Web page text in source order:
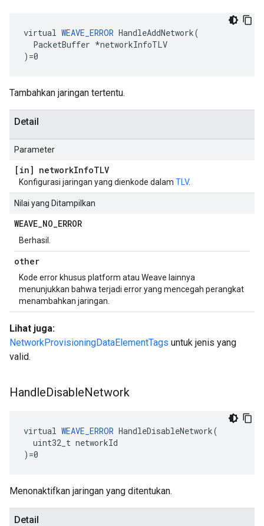
virtual WEAVE_ERROR HandleAddNetwork(
  PacketBuffer *networkInfoTLV
)=0
Tambahkan jaringan tertentu.
Detail
Parameter
[in] networkInfoTLV
Konfigurasi jaringan yang dienkode dalam TLV.
Nilai yang Ditampilkan
WEAVE_NO_ERROR
Berhasil.
other
Kode error khusus platform atau Weave lainnya
menunjukkan bahwa terjadi error yang mencegah perangkat
menambahkan jaringan.
Lihat juga:
NetworkProvisioningDataElementTags untuk jenis yang
valid.
HandleDisableNetwork
virtual WEAVE_ERROR HandleDisableNetwork(
  uint32_t networkId
)=0
Menonaktifkan jaringan yang ditentukan.
Detail